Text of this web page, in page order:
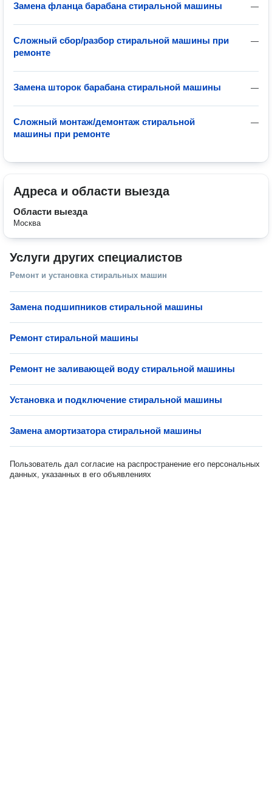
—
Замена фланца барабана стиральной машины
—
Сложный сбор/разбор стиральной машины при
ремонте
—
Замена шторок барабана стиральной машины
—
Сложный монтаж/демонтаж стиральной
машины при ремонте
Адреса и области выезда
Области выезда
Москва
Услуги других специалистов
Ремонт и установка стиральных машин
Замена подшипников стиральной машины
Ремонт стиральной машины
Ремонт не заливающей воду стиральной машины
Установка и подключение стиральной машины
Замена амортизатора стиральной машины
Пользователь дал согласие на распространение его персональных
данных, указанных в его объявлениях